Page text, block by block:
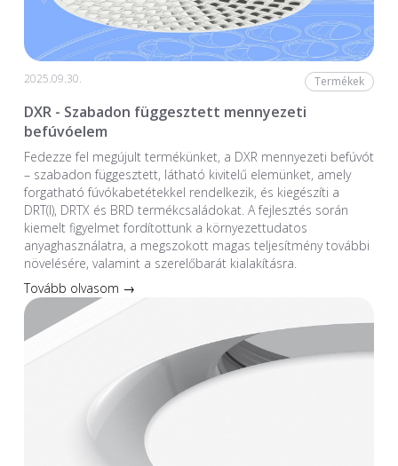
2025.09.30. Termékek
DXR - Szabadon függesztett mennyezeti
befúvóelem
Fedezze fel megújult termékünket, a DXR mennyezeti befúvót
– szabadon függesztett, látható kivitelű elemünket, amely
forgatható fúvókabetétekkel rendelkezik, és kiegészíti a
DRT(I), DRTX és BRD termékcsaládokat. A fejlesztés során
kiemelt figyelmet fordítottunk a környezettudatos
anyaghasználatra, a megszokott magas teljesítmény további
növelésére, valamint a szerelőbarát kialakításra.
Tovább olvasom →